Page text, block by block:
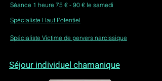
Séance 1 heure 75 € - 90 € le samedi
Spécialiste Haut Potentiel
Spécialiste Victime de pervers narcissique
Séjour individuel chamanique